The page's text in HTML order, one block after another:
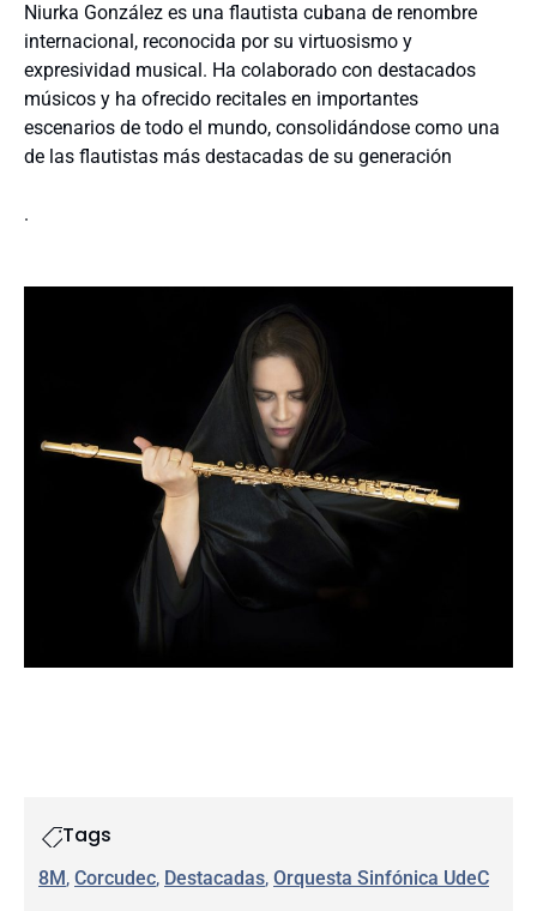
Niurka González es una flautista cubana de renombre
internacional, reconocida por su virtuosismo y
expresividad musical. Ha colaborado con destacados
músicos y ha ofrecido recitales en importantes
escenarios de todo el mundo, consolidándose como una
de las flautistas más destacadas de su generación
.
Tags
8M , Corcudec, Destacadas, Orquesta Sinfónica UdeC